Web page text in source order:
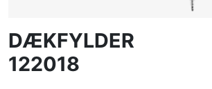
DÆKFYLDER
122018